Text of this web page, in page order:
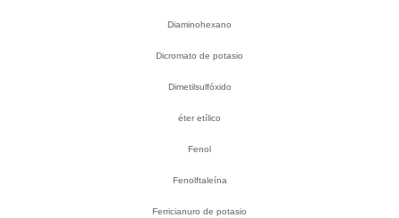
Diaminohexano
Dicromato de potasio
Dimetilsulfóxido
éter etílico
Fenol
Fenolftaleína
Ferricianuro de potasio